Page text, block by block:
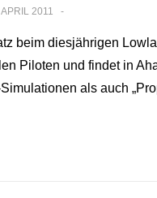
2011
beim diesjährigen
Piloten und findet in
als auch